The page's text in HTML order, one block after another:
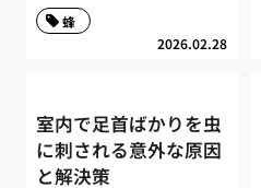
2026.02.28
蜂
室内で足首ばかりを虫
に刺される意外な原因
と解決策